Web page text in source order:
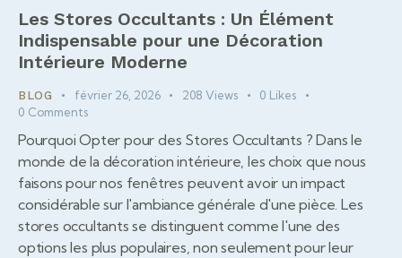
Les Stores Occultants : Un Élément
Indispensable pour une Décoration
Intérieure Moderne
BLOG février 26, 2026 208 Views 0 Likes
0 Comments
Pourquoi Opter pour des Stores Occultants ? Dans le
monde de la décoration intérieure, les choix que nous
faisons pour nos fenêtres peuvent avoir un impact
considérable sur l'ambiance générale d'une pièce. Les
stores occultants se distinguent comme l'une des
options les plus populaires, non seulement pour leur